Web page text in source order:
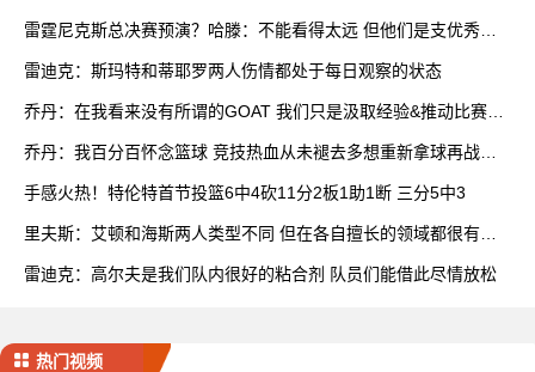
雷霆尼克斯总决赛预演？哈滕：不能看得太远 但他们是支优秀球
雷迪克：斯玛特和蒂耶罗两人伤情都处于每日观察的状态
乔丹：在我看来没有所谓的GOAT 我们只是汲取经验&推动比赛发
乔丹：我百分百怀念篮球 竞技热血从未褪去多想重新拿球再战一
手感火热！特伦特首节投篮6中4砍11分2板1助1断 三分5中3
里夫斯：艾顿和海斯两人类型不同 但在各自擅长的领域都很有效
雷迪克：高尔夫是我们队内很好的粘合剂 队员们能借此尽情放松
热门视频